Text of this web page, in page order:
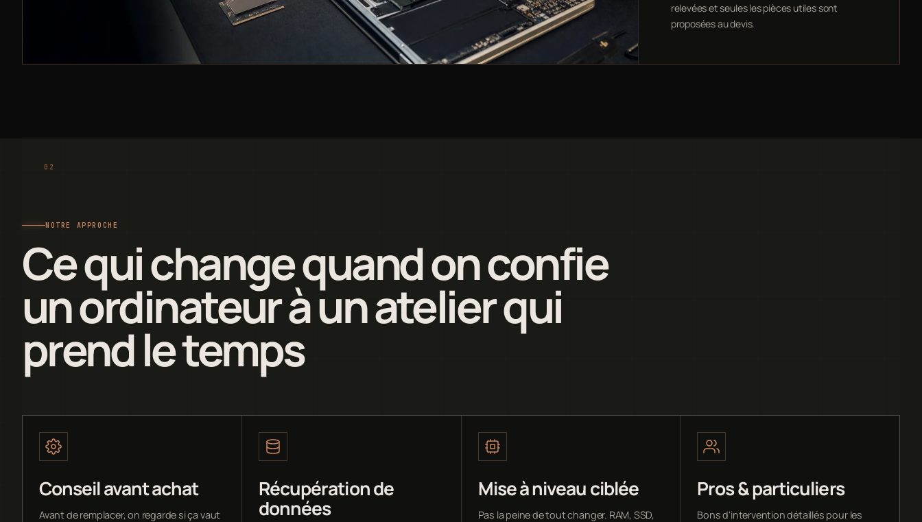
relevées et seules les pièces utiles sont
proposées au devis.
NOTRE APPROCHE
Ce qui change quand on confie
un ordinateur à un atelier qui
prend le temps
Conseil avant achat
Avant de remplacer, on regarde si ça vaut
Récupération de
données
Mise à niveau ciblée
Pas la peine de tout changer. RAM, SSD,
Pros & particuliers
Bons d'intervention détaillés pour les